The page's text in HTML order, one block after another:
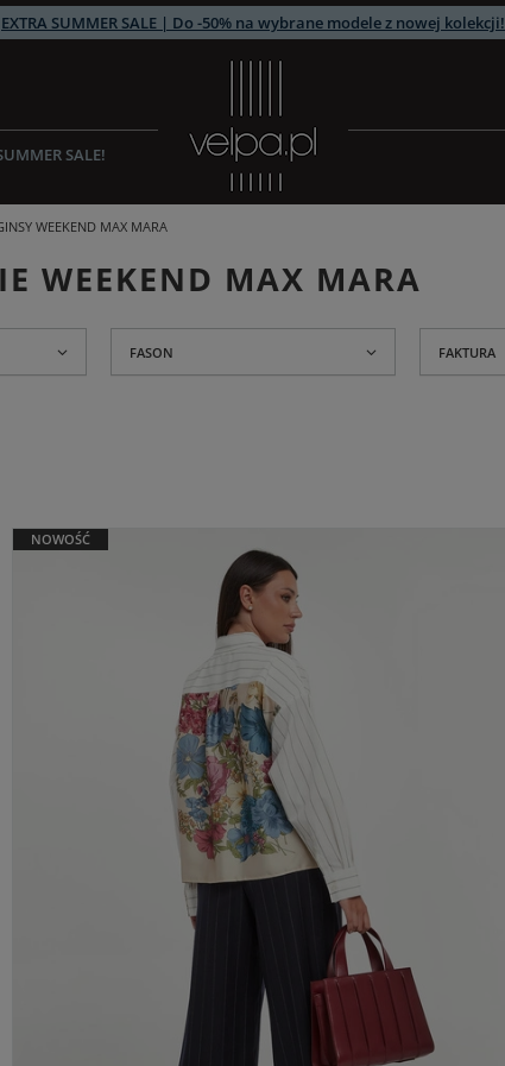
EXTRA SUMMER SALE | Do -50% na wybrane modele z nowej kolekcji!
SALE!
WEEKEND MAX MARA
WEEKEND MAX MARA
FASON FAKTURA
NOWOŚĆ